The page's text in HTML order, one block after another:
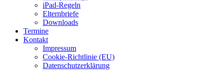
iPad-Regeln
Elternbriefe
Downloads
Termine
Kontakt
Impressum
Cookie-Richtlinie (EU)
Datenschutzerklärung